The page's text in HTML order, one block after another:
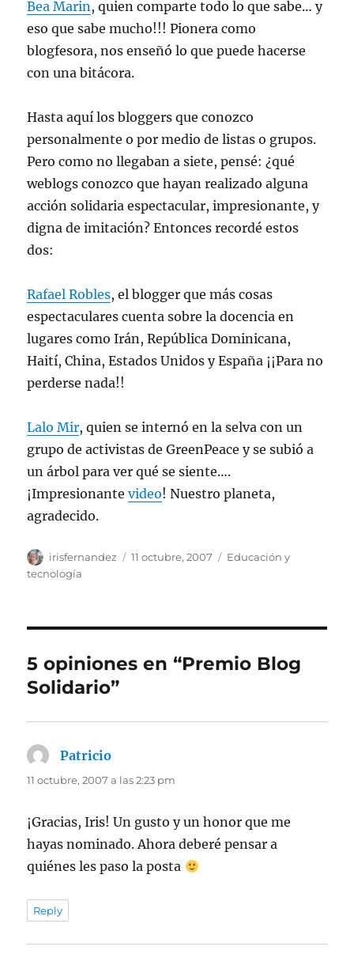
Bea Marin , quien comparte todo lo que sabe… y
eso que sabe mucho!!! Pionera como
blogfesora, nos enseñó lo que puede hacerse
con una bitácora.
Hasta aquí los bloggers que conozco
personalmente o por medio de listas o grupos.
Pero como no llegaban a siete, pensé: ¿qué
weblogs conozco que hayan realizado alguna
acción solidaria espectacular, impresionante, y
digna de imitación? Entonces recordé estos
dos:
Rafael Robles, el blogger que más cosas
espectaculares cuenta sobre la docencia en
lugares como Irán, República Dominicana,
Haití, China, Estados Unidos y España ¡¡Para no
perderse nada!!
Lalo Mir, quien se internó en la selva con un
grupo de activistas de GreenPeace y se subió a
un árbol para ver qué se siente….
¡Impresionantevideo! Nuestro planeta,
agradecido.
Autor
irisfernandez
Publicado
11 octubre, 2007 Categorías
Educación y
tecnología
5 opiniones en “Premio Blog
Solidario”
Patricio
11 octubre, 2007 a las 2:23 pm
¡Gracias, Iris! Un gusto y un honor que me
hayas nominado. Ahora deberé pensar a
quiénes les paso la posta
Reply